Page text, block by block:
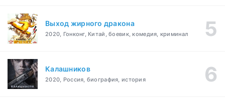
Выход жирного дракона
2020, Гонконг, Китай, боевик, комедия, криминал
Калашников
2020, Россия, биография, история